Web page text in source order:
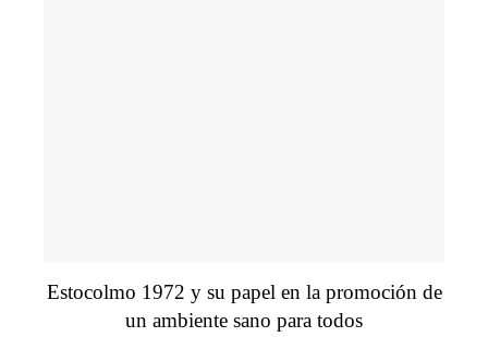
Estocolmo 1972 y su papel en la promoción de
un ambiente sano para todos